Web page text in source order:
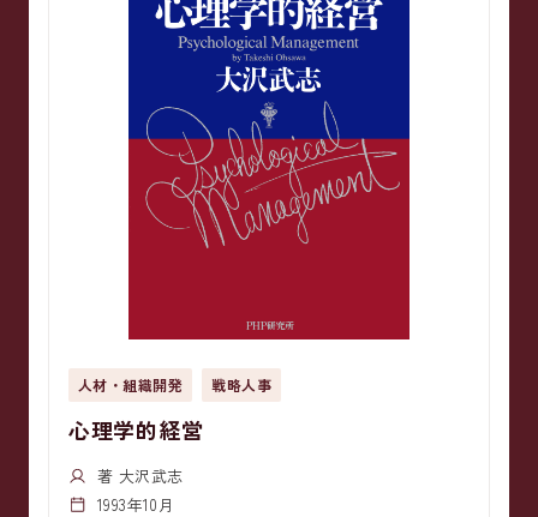
人材・組織開発 戦略人事
心理学的経営
著 大沢武志
1993年10月